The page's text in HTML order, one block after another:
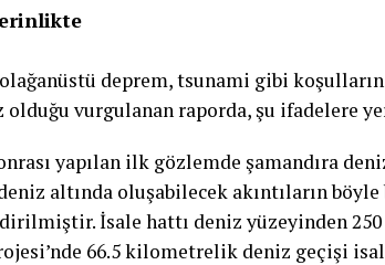
deprem, tsunami gibi
olduğu vurgulanan raporda, şu ifadelere
yapılan ilk gözlemde şamandıra
altında oluşabilecek akıntıların
İsale hattı deniz yüzeyinden
66.5 kilometrelik deniz geçişi